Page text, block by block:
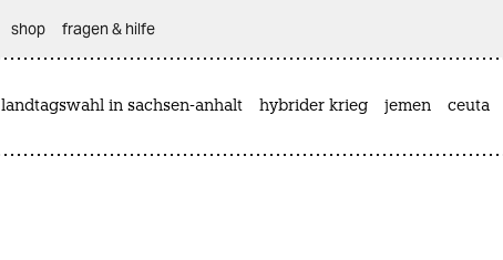
shop fragen & hilfe
landtagswahl in sachsen-anhalt hybrider krieg jemen ceuta